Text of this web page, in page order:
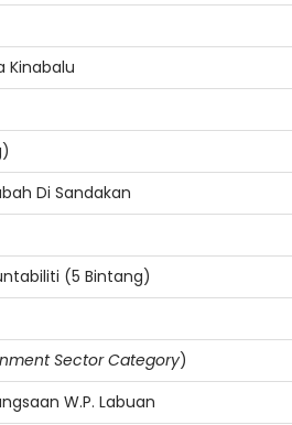
Kinabalu
Di Sandakan
(5 Bintang)
Sector Category)
W.P. Labuan